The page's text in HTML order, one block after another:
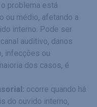
o problema está
ou médio, afetando a
interno. Pode ser
auditivo, danos
infecções ou
dos casos, é
ocorre quando há
do ouvido interno,